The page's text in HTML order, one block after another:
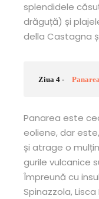
splendidele
drăguță) și
della Castagna
Ziua 4 - Panarea
Panarea este
eoliene, dar
și atrage o
gurile vulcanice
Împreună cu
Spinazzola,